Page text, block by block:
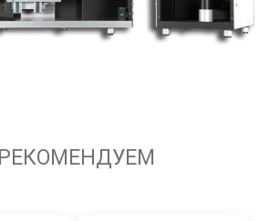
РЕКОМЕНДУЕМ